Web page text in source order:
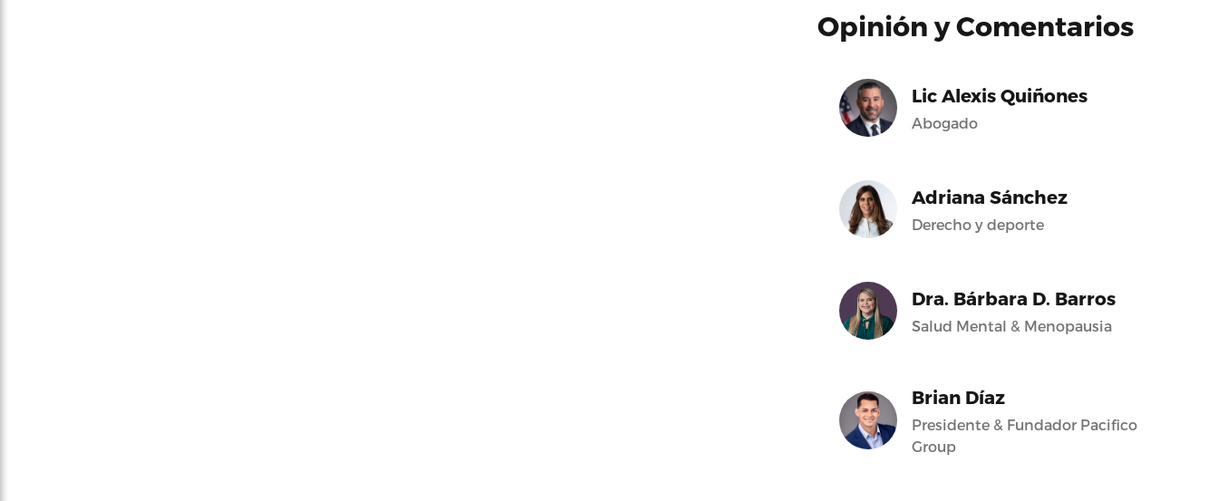
Opinión y Comentarios
Lic Alexis Quiñones
Abogado
Adriana Sánchez
Derecho y deporte
Dra. Bárbara D. Barros
Salud Mental & Menopausia
Brian Díaz
Presidente & Fundador Pacifico
Group